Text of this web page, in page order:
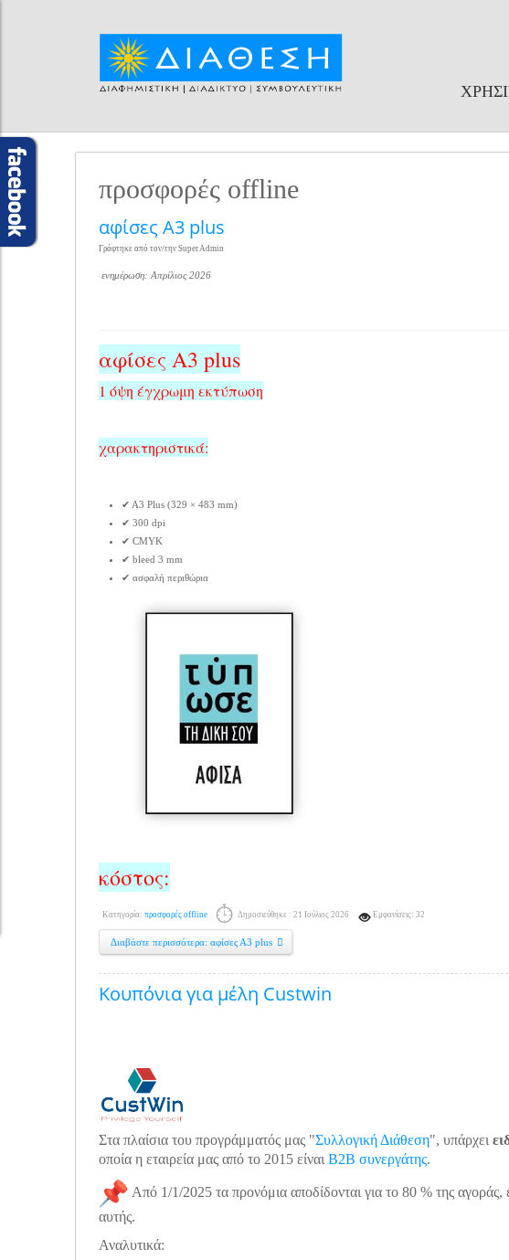
προσφορές offline
αφίσες Α3 plus
Γράφτηκε από τον/την Super Admin
ενημέρωση: Απρίλιος 2026
αφίσες Α3 plus
1 όψη έγχρωμη εκτύπωση
χαρακτηριστικά:
✔ Α3 Plus (329 × 483 mm)
✔ 300 dpi
✔ CMYK
✔ bleed 3 mm
✔ ασφαλή περιθώρια
κόστος:
Κατηγορία: προσφορές offline Δημοσιεύθηκε : 21 Ιούλιος 2026 Εμφανίσεις: 32
Διαβάστε περισσότερα: αφίσες Α3 plus
Κουπόνια για μέλη Custwin
Στα πλαίσια του προγράμματός μας "Συλλογική Διάθεση", υπάρχει
οποία η εταιρεία μας από το 2015 είναι B2B συνεργάτης.
Από 1/1/2025 τα προνόμια αποδίδονται για το 80 % της
αυτής.
Αναλυτικά: